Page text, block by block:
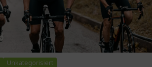
Unkategorisiert